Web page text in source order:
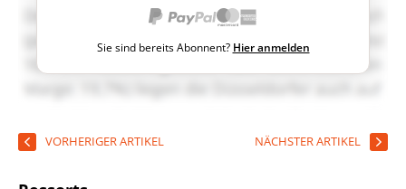
Sie sind bereits Abonnent? Hier anmelden
VORHERIGER ARTIKEL NÄCHSTER ARTIKEL